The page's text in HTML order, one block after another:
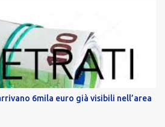
di violenza di genere, in linea con la
l’obiettivo di offrire maggiore tutela e
L’indennità provinciale per i docenti
di una misura esclusiva della
che integra in maniera stabile lo
alle prerogative garantite
è un bonus temporaneo né un
voce strutturale di retribuzione,
6mila euro già visibili nell’area